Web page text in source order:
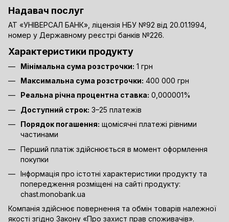
Надавач послуг
АТ «УНІВЕРСАЛ БАНК», ліцензія НБУ №92 від 20.01.1994,
номер у Державному реєстрі банків №226.
Характеристики продукту
Мінімальна сума розстрочки: 1 грн
Максимальна сума розстрочки: 400 000 грн
Реальна річна процентна ставка: 0,000001%
Доступний строк: 3–25 платежів
Порядок погашення: щомісячні платежі рівними
частинами
Перший платіж здійснюється в момент оформлення
покупки
Інформація про істотні характеристики продукту та
попередження розміщені на сайті продукту:
chast.monobank.ua
Компанія здійснює повернення та обмін товарів належної
якості згідно Закону «Про захист прав споживачів».